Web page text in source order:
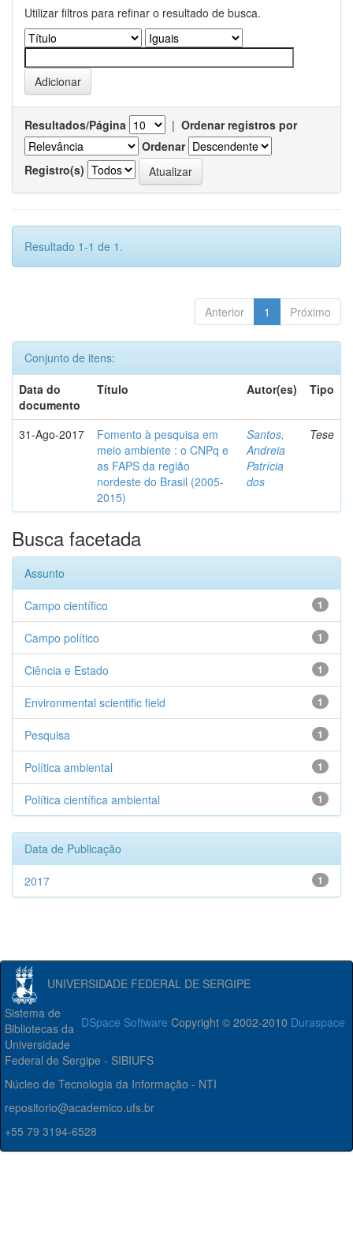
Utilizar filtros para refinar o resultado de busca.
Resultados/Página | Ordenar registros por
Ordenar
Registro(s)
Resultado 1-1 de 1.
Anterior 1 Próximo
Conjunto de itens:
Data do
documento
Título Autor(es) Tipo
31-Ago-2017
Fomento à pesquisa em
meio ambiente : o CNPq e
as FAPS da região
nordeste do Brasil (2005-
2015)
Santos,
Andreia
Patrícia
dos
Tese
Busca facetada
Assunto
1
Campo científico
1
Campo político
1
Ciência e Estado
1
Environmental scientific field
1
Pesquisa
1
Política ambiental
1
Política científica ambiental
Data de Publicação
1
2017
UNIVERSIDADE FEDERAL DE SERGIPE
DSpace Software Copyright © 2002-2010 Duraspace
Sistema de
Bibliotecas da
Universidade
Federal de Sergipe - SIBIUFS
Núcleo de Tecnologia da Informação - NTI
repositorio@academico.ufs.br
+55 79 3194-6528